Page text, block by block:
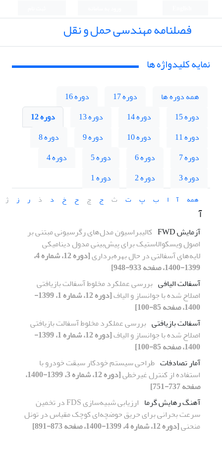
فصلنامه مهندسی حمل و نقل
نمایه کلیدواژه ها
همه دوره ها دوره 17
دوره 16
دوره 15
دوره 14 دوره 13
دوره 12
دوره 11
دوره 10 دوره 9
دوره 8
دوره 7
دوره 6 دوره 5
دوره 4
دوره 3
دوره 2 دوره 1
همه آ ا ب پ ت ث ج چ ح خ د ذ ر ز ژ
آ
آزمایش FWD
کالیبراسیون مدل‌های رگرسیونی مبتنی بر
اصول ویسکوالاستیک برای پیش‌بینی مدول دینامیکی
لایه‌های آسفالتی در حال بهره‌برداری
[دوره 12، شماره 4،
1399-1400، صفحه 933-948]
آسفالت الیافی بررسی عملکرد مخلوط آسفالت بازیافتی
اصلاح شده با جوانساز و الیاف
[دوره 12، شماره 1، 1399-
1400، صفحه 85-100]
آسفالت بازیافتی بررسی عملکرد مخلوط آسفالت بازیافتی
اصلاح شده با جوانساز و الیاف
[دوره 12، شماره 1، 1399-
1400، صفحه 85-100]
آمار تصادفات طراحی سیستم خودکار سبقت خودرو با
استفاده از کنترل غیرخطی
[دوره 12، شماره 3، 1399-1400،
صفحه 737-751]
آهنگ رهایش گرما
ارزیابی شبیه‌سازی FDS در تخمین
سرعت بحرانی برای حریق حوضچه‌ای کوچک مقیاس در تونل
منحنی[دوره 12، شماره 4، 1399-1400، صفحه 873-891]